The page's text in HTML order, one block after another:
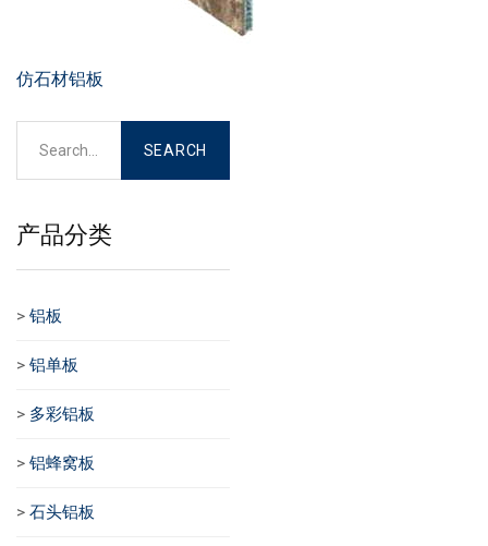
仿石材铝板
产品分类
> 铝板
> 铝单板
> 多彩铝板
> 铝蜂窝板
> 石头铝板